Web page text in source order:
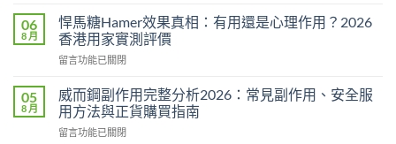
利
勁
用
法
量
完
整
教
06
8 月
悍馬糖Hamer效果真相：有用還是心理作用？2026
香港用家實測評價
在
馬
糖
Hamer
效
留言功能已關閉
05
8 月
威而鋼副作用完整分析2026：常見副作用、安全服
用方法與正貨購買指南
在
留言功能已關閉